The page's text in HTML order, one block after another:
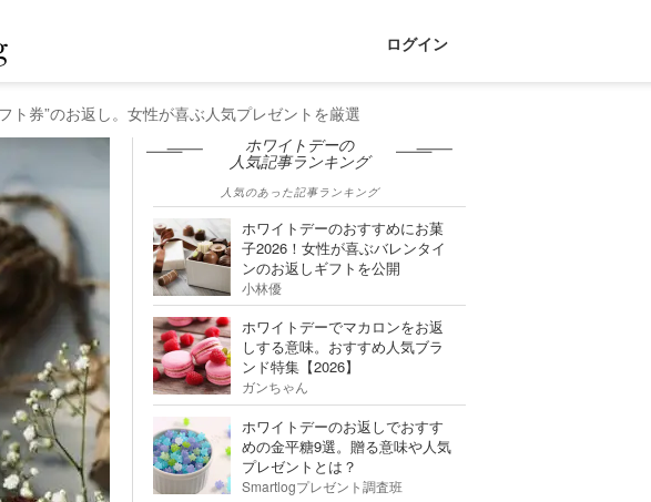
ログイン
ト券”のお返し。女性が喜ぶ人気プレゼントを厳選
ホワイトデーの
人気記事ランキング
人気のあった記事ランキング
ホワイトデーのおすすめにお菓
子2026！女性が喜ぶバレンタイ
ンのお返しギフトを公開
小林優
ホワイトデーでマカロンをお返
しする意味。おすすめ人気ブラ
ンド特集【2026】
ガンちゃん
ホワイトデーのお返しでおすす
めの金平糖9選。贈る意味や人気
プレゼントとは？
Smartlogプレゼント調査班